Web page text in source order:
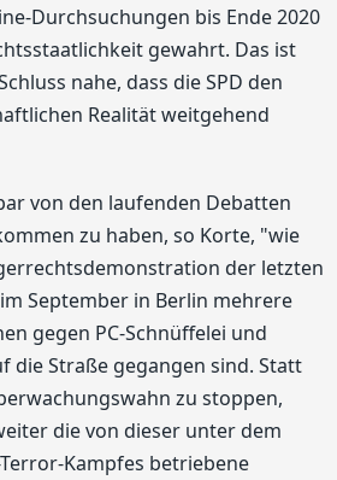
Durchsuchungen bis Ende 2020
gewahrt. Das ist
nahe, dass die SPD den
Realität weitgehend
von den laufenden Debatten
zu haben, so Korte, "wie
der letzten
September in Berlin mehrere
gegen PC-Schnüffelei und
die Straße gegangen sind. Statt
zu stoppen,
die von dieser unter dem
Kampfes betriebene